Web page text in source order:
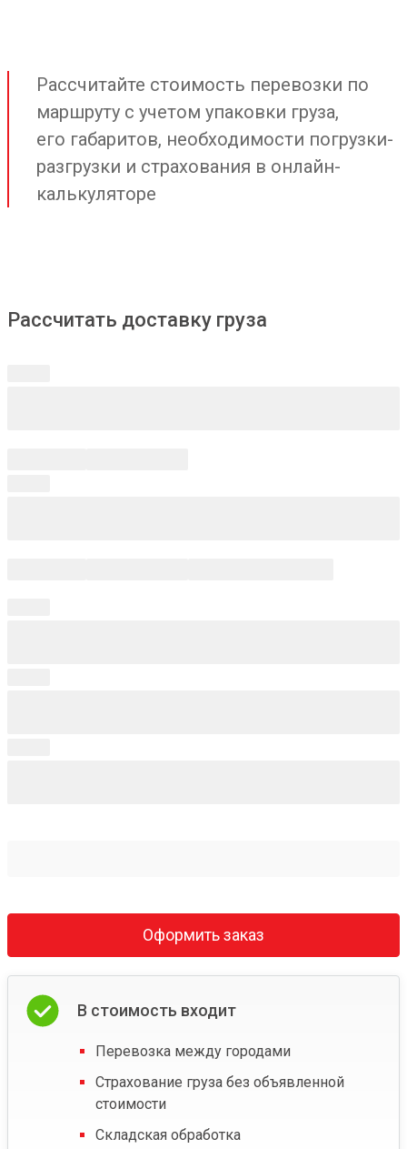
Рассчитайте стоимость перевозки по
маршруту с учетом упаковки груза,
его габаритов, необходимости погрузки-
разгрузки и страхования в онлайн-
калькуляторе
Рассчитать доставку груза
Оформить заказ
В стоимость входит
Перевозка между городами
Страхование груза без объявленной
стоимости
Складская обработка